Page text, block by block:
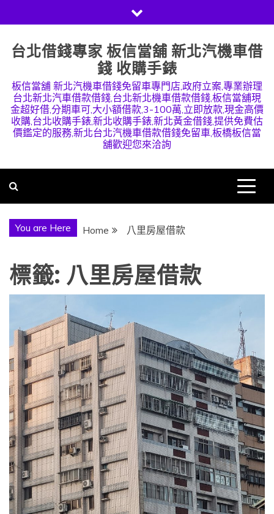
to
content
台北借錢專家 板信當舖 新北汽機車借
錢 收購手錶
板信當舖 新北汽機車借錢免留車專門店,政府立案,專業辦理
台北新北汽車借款借錢,台北新北機車借款借錢,板信當舖現
金超好借,分期車可,大小額借款,3-100萬,立即放款,現金高價
收購,台北收購手錶,新北收購手錶,新北黃金借錢,提供免費估
價鑑定的服務,新北台北汽機車借款借錢免留車,板橋板信當
舖歡迎您來洽詢
You are Here Home 八里房屋借款
標籤: 八里房屋借款